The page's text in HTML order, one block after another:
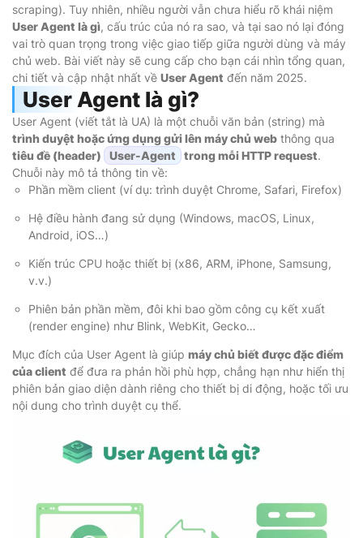
scraping). Tuy nhiên, nhiều người vẫn chưa hiểu rõ khái niệm
User Agent là gì, cấu trúc của nó ra sao, và tại sao nó lại đóng
vai trò quan trọng trong việc giao tiếp giữa người dùng và máy
chủ web. Bài viết này sẽ cung cấp cho bạn cái nhìn tổng quan,
chi tiết và cập nhật nhất về User Agent đến năm 2025.
User Agent là gì?
User Agent (viết tắt là UA) là một chuỗi văn bản (string) mà
trình duyệt hoặc ứng dụng gửi lên máy chủ web thông qua
tiêu đề (header)
User-Agent trong mỗi HTTP request.
Chuỗi này mô tả thông tin về:
Phần mềm client (ví dụ: trình duyệt Chrome, Safari, Firefox)
Hệ điều hành đang sử dụng (Windows, macOS, Linux,
Android, iOS…)
Kiến trúc CPU hoặc thiết bị (x86, ARM, iPhone, Samsung,
v.v.)
Phiên bản phần mềm, đôi khi bao gồm công cụ kết xuất
(render engine) như Blink, WebKit, Gecko…
Mục đích của User Agent là giúp máy chủ biết được đặc điểm
của client để đưa ra phản hồi phù hợp, chẳng hạn như hiển thị
phiên bản giao diện dành riêng cho thiết bị di động, hoặc tối ưu
nội dung cho trình duyệt cụ thể.